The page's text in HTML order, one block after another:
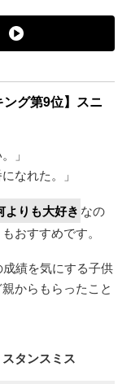
ング第9位】スニ
」
なれた。」
よりも大好き なの
おすすめです。
績を気にする子供
からもらったこと
タンスミス